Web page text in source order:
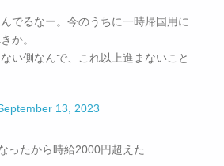
でるなー。今のうちに一時帰国用に
か。
い側なんで、これ以上進まないこと
13, 2023
ったから時給2000円超えた